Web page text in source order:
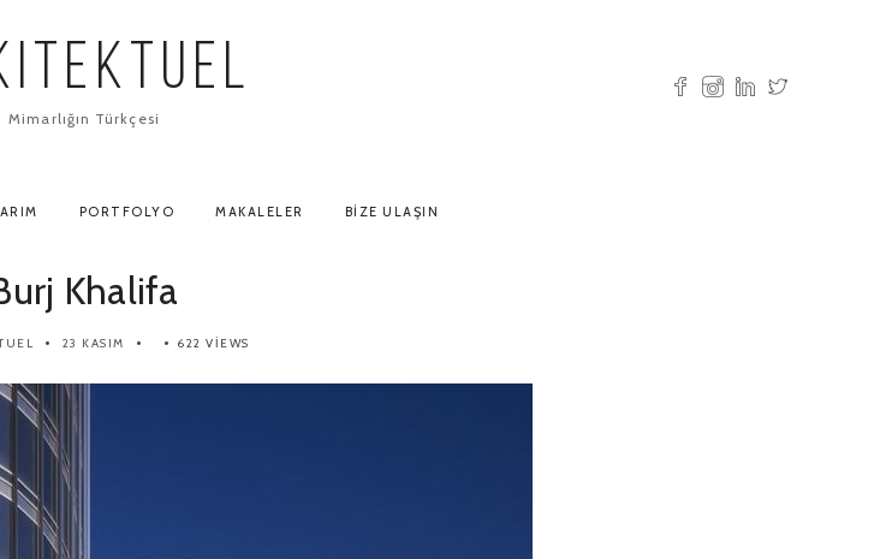
Mimarlığın Türkçesi
PORTFOLYO MAKALELER BIZE ULAŞIN
Khalifa
23 KASIM 622 VIEWS